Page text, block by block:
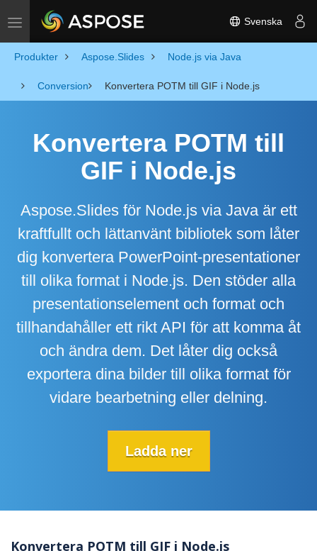
Toggle navigation Svenska
Produkter Aspose.Slides Node.js via Java
Conversion Konvertera POTM till GIF i Node.js
Konvertera POTM till
GIF i Node.js
Aspose.Slides för Node.js via Java är ett
kraftfullt och lättanvänt bibliotek som låter
dig konvertera PowerPoint-presentationer
till olika format i Node.js. Den stöder alla
presentationselement och format och
tillhandahåller ett rikt API för att komma åt
och ändra dem. Det låter dig också
exportera dina bilder till olika format för
vidare bearbetning eller delning.
Ladda ner
Konvertera POTM till GIF i Node.js